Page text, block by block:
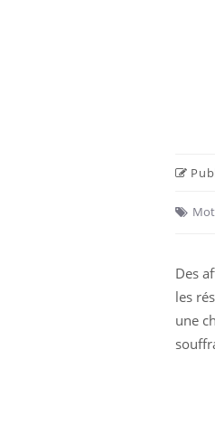
Des
les
une